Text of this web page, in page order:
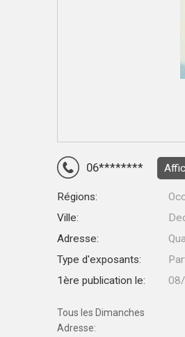
06********
Régions:
Ville:
Adresse:
Type d'exposants:
1ère publication le:
Tous les Dimanches
Adresse: